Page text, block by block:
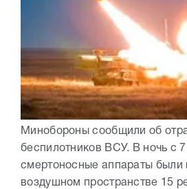
Минобороны сообщили об
беспилотников ВСУ. В ночь с 7
смертоносные аппараты были
воздушном пространстве 15